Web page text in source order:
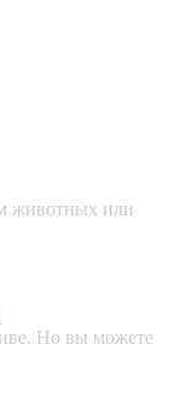
животных или
Но вы можете